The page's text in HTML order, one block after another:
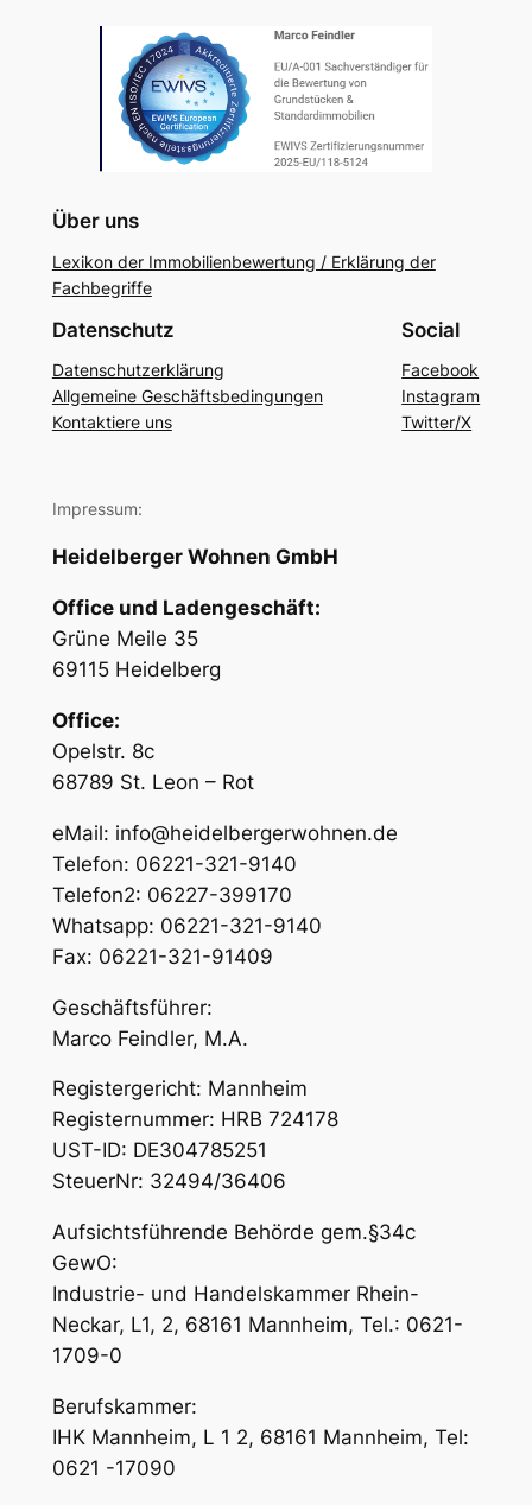
Über uns
Lexikon der Immobilienbewertung / Erklärung der
Fachbegriffe
Datenschutz
Datenschutzerklärung
Allgemeine Geschäftsbedingungen
Kontaktiere uns
Social
Facebook
Instagram
Twitter/X
Impressum:
Heidelberger Wohnen GmbH
Office und Ladengeschäft:
Grüne Meile 35
69115 Heidelberg
Office:
Opelstr. 8c
68789 St. Leon – Rot
eMail: info@heidelbergerwohnen.de
Telefon: 06221-321-9140
Telefon2: 06227-399170
Whatsapp: 06221-321-9140
Fax: 06221-321-91409
Geschäftsführer:
Marco Feindler, M.A.
Registergericht: Mannheim
Registernummer: HRB 724178
UST-ID: DE304785251
SteuerNr: 32494/36406
Aufsichtsführende Behörde gem.§34c
GewO:
Industrie- und Handelskammer Rhein-
Neckar, L1, 2, 68161 Mannheim, Tel.: 0621-
1709-0
Berufskammer:
IHK Mannheim, L 1 2, 68161 Mannheim, Tel:
0621 -17090